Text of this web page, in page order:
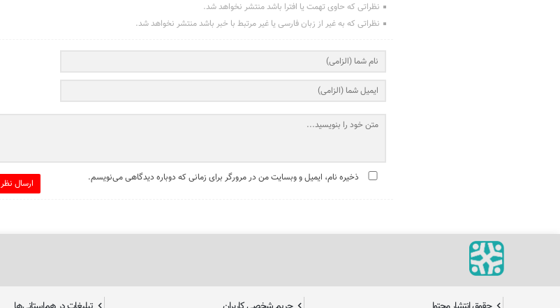
نظراتی که حاوی تهمت یا افترا باشد منتشر نخواهد شد.
نظراتی که به غیر از زبان فارسی یا غیر مرتبط با خبر باشد منتشر نخواهد شد.
ارسال نظر ذخیره نام، ایمیل و وبسایت من در مرورگر برای زمانی که دوباره دیدگاهی می‌نویسم.